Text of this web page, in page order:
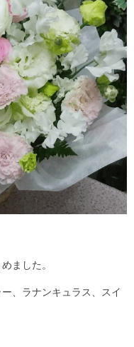
ました。
、ラナンキュラス、スイ